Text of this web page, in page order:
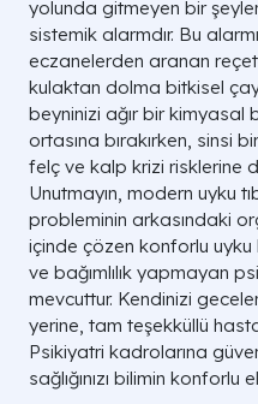
Gün İçi Uyku Baskısı
yolunda gitmeyen bir
sistemik alarmdır. Bu
eczanelerden aranan
kulaktan dolma bitkisel
beyninizi ağır bir kimyasal
ortasına bırakırken, sinsi
felç ve kalp krizi risklerine
Unutmayın, modern uyku
probleminin arkasındaki
içinde çözen konforlu
ve bağımlılık yapmayan
mevcuttur. Kendinizi
yerine, tam teşekküllü
Psikiyatri kadrolarına
sağlığınızı bilimin